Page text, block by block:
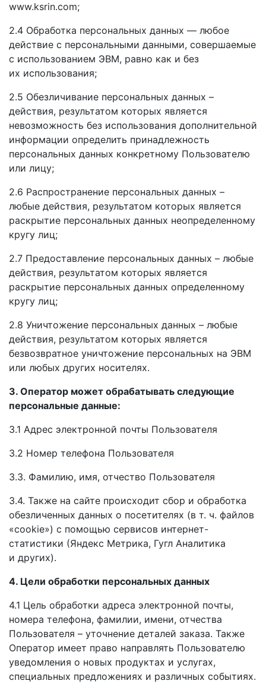
www.ksrin.com;
2.4 Обработка персональных данных — любое
действие с персональными данными, совершаемые
с использованием ЭВМ, равно как и без
их использования;
2.5 Обезличивание персональных данных –
действия, результатом которых является
невозможность без использования дополнительной
информации определить принадлежность
персональных данных конкретному Пользователю
или лицу;
2.6 Распространение персональных данных –
любые действия, результатом которых является
раскрытие персональных данных неопределенному
кругу лиц;
2.7 Предоставление персональных данных – любые
действия, результатом которых является
раскрытие персональных данных определенному
кругу лиц;
2.8 Уничтожение персональных данных – любые
действия, результатом которых является
безвозвратное уничтожение персональных на ЭВМ
или любых других носителях.
3. Оператор может обрабатывать следующие
персональные данные:
3.1 Адрес электронной почты Пользователя
3.2 Номер телефона Пользователя
3.3. Фамилию, имя, отчество Пользователя
3.4. Также на сайте происходит сбор и обработка
обезличенных данных о посетителях (в т. ч. файлов
«cookie») с помощью сервисов интернет-
статистики (Яндекс Метрика, Гугл Аналитика
и других).
4. Цели обработки персональных данных
4.1 Цель обработки адреса электронной почты,
номера телефона, фамилии, имени, отчества
Пользователя – уточнение деталей заказа. Также
Оператор имеет право направлять Пользователю
уведомления о новых продуктах и услугах,
специальных предложениях и различных событиях.